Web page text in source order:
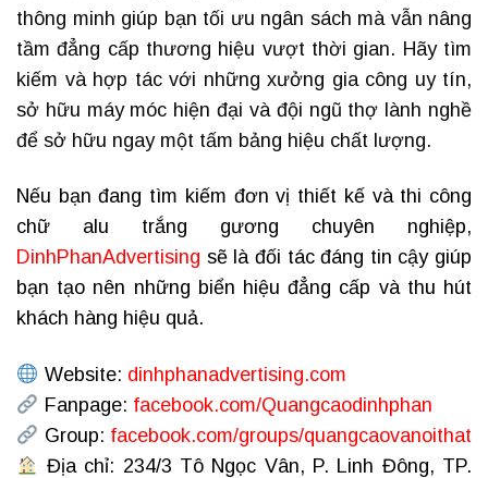
thông minh giúp bạn tối ưu ngân sách mà vẫn nâng
tầm đẳng cấp thương hiệu vượt thời gian. Hãy tìm
kiếm và hợp tác với những xưởng gia công uy tín,
sở hữu máy móc hiện đại và đội ngũ thợ lành nghề
để sở hữu ngay một tấm bảng hiệu chất lượng.
Nếu bạn đang tìm kiếm đơn vị thiết kế và thi công
chữ alu trắng gương chuyên nghiệp,
DinhPhanAdvertising sẽ là đối tác đáng tin cậy giúp
bạn tạo nên những biển hiệu đẳng cấp và thu hút
khách hàng hiệu quả.
Website: dinhphanadvertising.com
Fanpage: facebook.com/Quangcaodinhphan
Group: facebook.com/groups/quangcaovanoithat
Địa chỉ: 234/3 Tô Ngọc Vân, P. Linh Đông, TP.